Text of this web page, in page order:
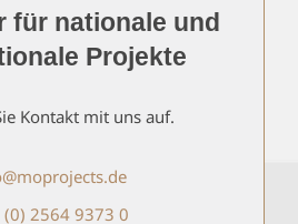
für nationale und
Projekte
Kontakt mit uns auf.
(0) 2564 9373 0